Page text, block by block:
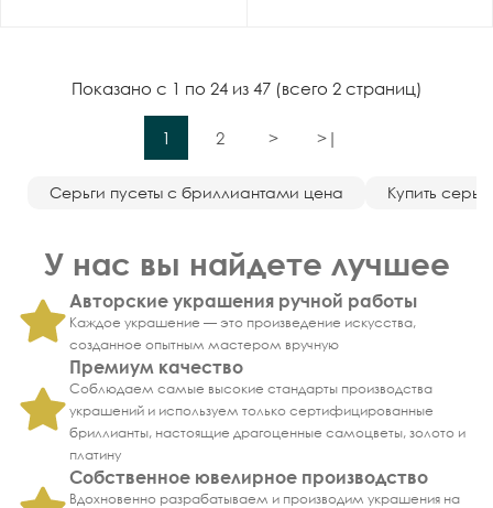
Показано с 1 по 24 из 47 (всего 2 страниц)
1 2 > >|
Серьги пусеты с бриллиантами цена Купить
У нас вы найдете лучшее
Авторские украшения ручной работы
Каждое украшение — это произведение искусства,
созданное опытным мастером вручную
Премиум качество
Соблюдаем самые высокие стандарты производства
украшений и используем только сертифицированные
бриллианты, настоящие драгоценные самоцветы, золото и
платину
Собственное ювелирное производство
Вдохновенно разрабатываем и производим украшения на